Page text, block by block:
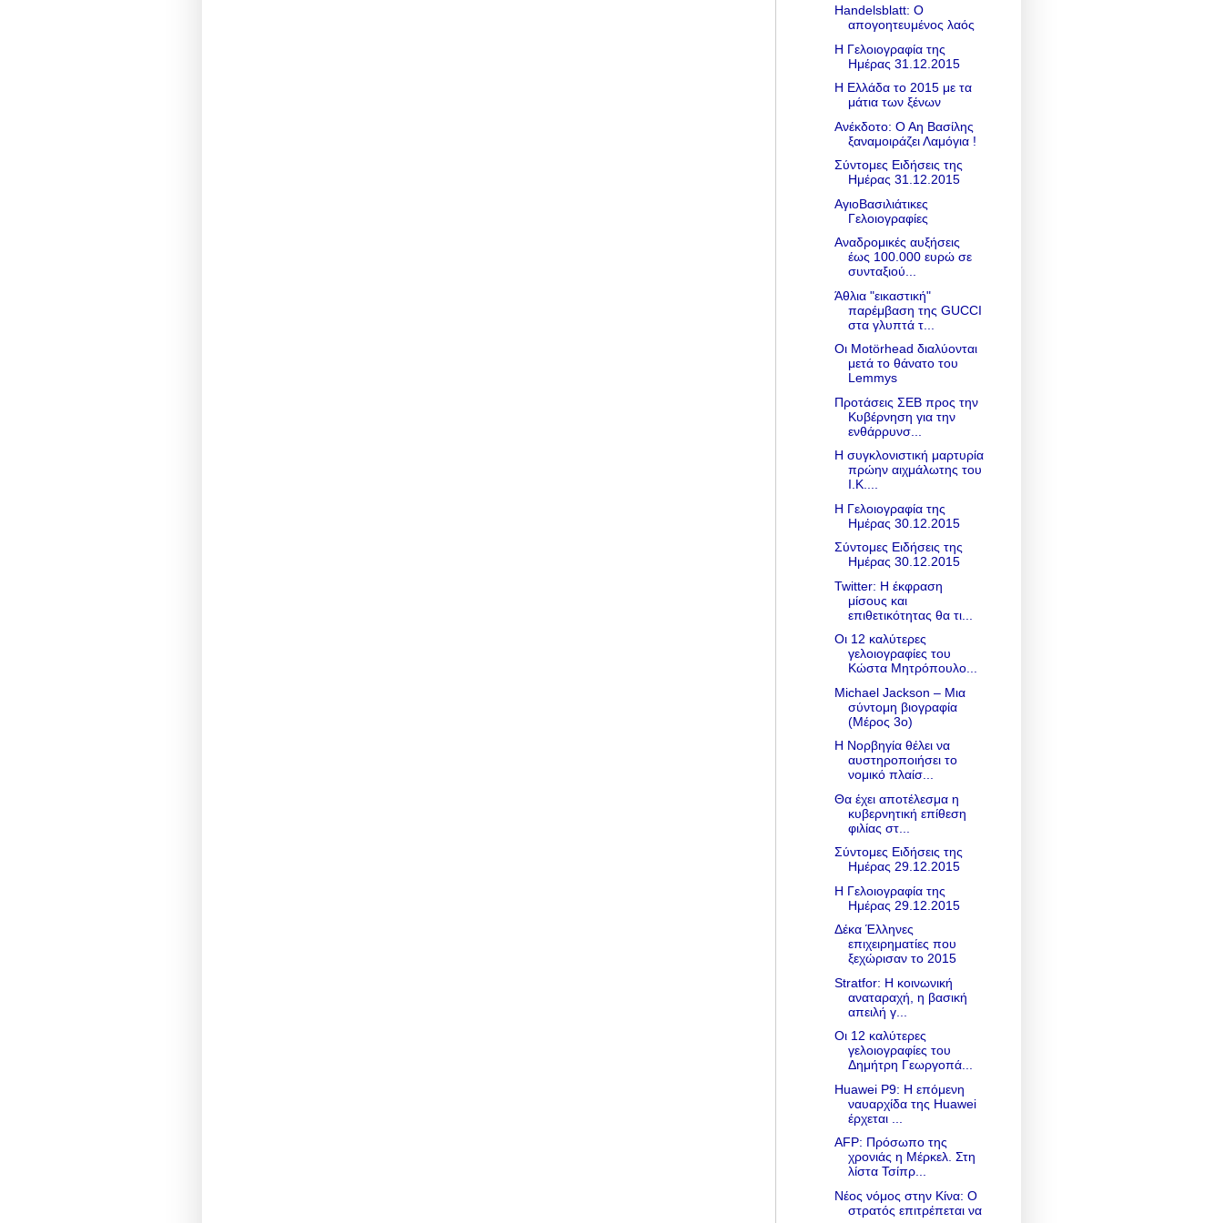
Handelsblatt: Ο
απογοητευμένος λαός
Η Γελοιογραφία της
Ημέρας 31.12.2015
Η Ελλάδα το 2015 με τα
μάτια των ξένων
Ανέκδοτο: Ο Αη Βασίλης
ξαναμοιράζει Λαμόγια !
Σύντομες Ειδήσεις της
Ημέρας 31.12.2015
ΑγιοΒασιλιάτικες
Γελοιογραφίες
Αναδρομικές αυξήσεις
έως 100.000 ευρώ σε
συνταξιού...
Άθλια "εικαστική"
παρέμβαση της GUCCI
στα γλυπτά τ...
Οι Motörhead διαλύονται
μετά το θάνατο του
Lemmys
Προτάσεις ΣΕΒ προς την
Κυβέρνηση για την
ενθάρρυνσ...
Η συγκλονιστική μαρτυρία
πρώην αιχμάλωτης του
Ι.Κ....
Η Γελοιογραφία της
Ημέρας 30.12.2015
Σύντομες Ειδήσεις της
Ημέρας 30.12.2015
Twitter: Η έκφραση
μίσους και
επιθετικότητας θα τι...
Οι 12 καλύτερες
γελοιογραφίες του
Κώστα Μητρόπουλο...
Michael Jackson – Μια
σύντομη βιογραφία
(Μέρος 3ο)
Η Νορβηγία θέλει να
αυστηροποιήσει το
νομικό πλαίσ...
Θα έχει αποτέλεσμα η
κυβερνητική επίθεση
φιλίας στ...
Σύντομες Ειδήσεις της
Ημέρας 29.12.2015
Η Γελοιογραφία της
Ημέρας 29.12.2015
Δέκα Έλληνες
επιχειρηματίες που
ξεχώρισαν το 2015
Stratfor: Η κοινωνική
αναταραχή, η βασική
απειλή γ...
Οι 12 καλύτερες
γελοιογραφίες του
Δημήτρη Γεωργοπά...
Huawei P9: Η επόμενη
ναυαρχίδα της Huawei
έρχεται ...
AFP: Πρόσωπο της
χρονιάς η Μέρκελ. Στη
λίστα Τσίπρ...
Νέος νόμος στην Κίνα: Ο
στρατός επιτρέπεται να